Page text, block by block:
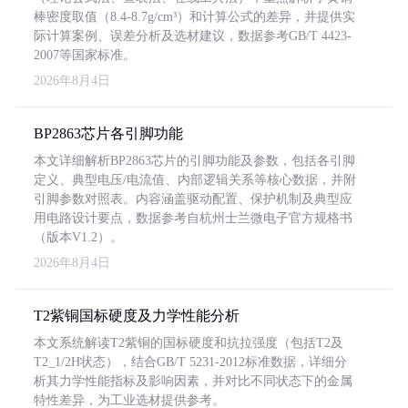
棒密度取值（8.4-8.7g/cm³）和计算公式的差异，并提供实
际计算案例、误差分析及选材建议，数据参考GB/T 4423-
2007等国家标准。
2026年8月4日
BP2863芯片各引脚功能
本文详细解析BP2863芯片的引脚功能及参数，包括各引脚
定义、典型电压/电流值、内部逻辑关系等核心数据，并附
引脚参数对照表。内容涵盖驱动配置、保护机制及典型应
用电路设计要点，数据参考自杭州士兰微电子官方规格书
（版本V1.2）。
2026年8月4日
T2紫铜国标硬度及力学性能分析
本文系统解读T2紫铜的国标硬度和抗拉强度（包括T2及
T2_1/2H状态），结合GB/T 5231-2012标准数据，详细分
析其力学性能指标及影响因素，并对比不同状态下的金属
特性差异，为工业选材提供参考。